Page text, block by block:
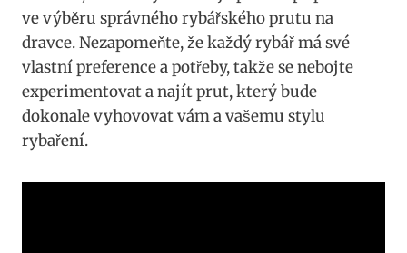
ve výběru správného⁣ rybářského prutu na
dravce. Nezapomeňte, že​ každý rybář⁢ má‌ své​
vlastní‌ preference a potřeby, takže se⁢ nebojte⁢
experimentovat a najít prut, který bude
dokonale ‍vyhovovat ​vám a vašemu stylu
rybaření.